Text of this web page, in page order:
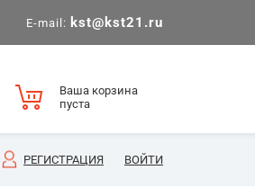
E-mail: kst@kst21.ru
Ваша корзина
пуста
РЕГИСТРАЦИЯ ВОЙТИ